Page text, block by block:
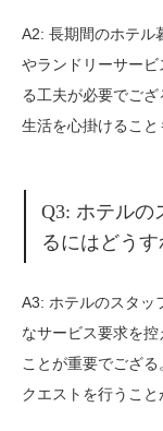
A2: 長期間のホテル
やランドリーサー
る工夫が必要でご
生活を心掛けること
Q3: ホテルの
るにはどうす
A3: ホテルのスタッ
なサービス要求を
ことが重要でござ
クエストを行うこと